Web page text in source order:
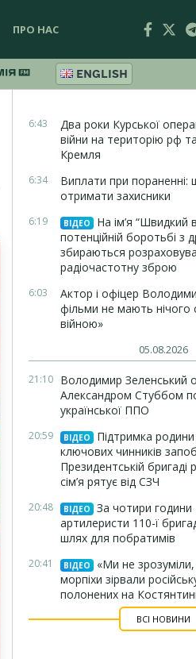
ПРО НАС
ENGLISH
6:43
Два роки Курської
війни на територію рф
Кремля
6:34
Виплати при
отримати захисники
6:19 ВІДЕО
На ім’я “Швидкий
потенційній боротьбі з
збираються
радіочастотну зброю
6:03
Актор і офіцер
фільми не мають нічого
війною»
05.08.2026
21:10 Володимир Зеленський
Александром Стуббом
української ППО
20:59 ВІДЕО
Підтримка
ключових чинників
Президентській бригаді
сім’я рятує від СЗЧ
20:48 ВІДЕО
За чотири години
артилеристи 110-ї
шлях для побратимів
20:41 ВІДЕО
«Ми не
морпіхи зірвали
полонених на
ВСІ НОВИНИ